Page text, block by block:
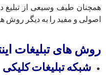
همچنان طیف وسیعی از تبلیغ
اصولی و مفید را به دیگر روش
روش های تبلیغات
شبکه تبلیغات کلیکی